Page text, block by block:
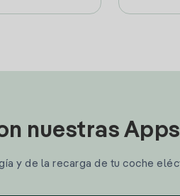
nuestras
y de la recarga de tu coche